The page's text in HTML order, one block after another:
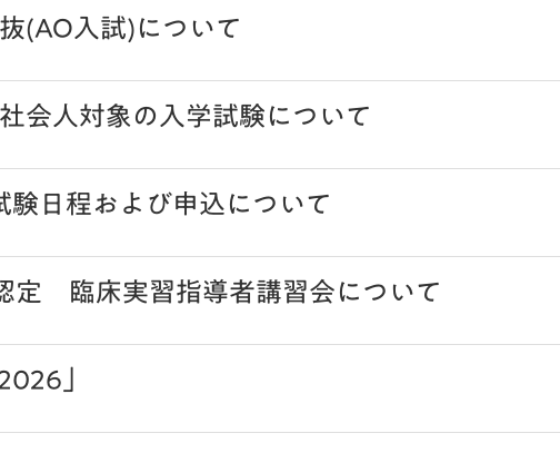
入試)について
人対象の入学試験について
日程および申込について
臨床実習指導者講習会について
」